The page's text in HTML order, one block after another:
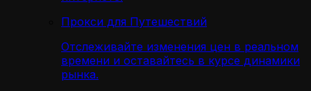
Прокси для Путешествий
Отслеживайте изменения цен в реальном
времени и оставайтесь в курсе динамики
рынка.